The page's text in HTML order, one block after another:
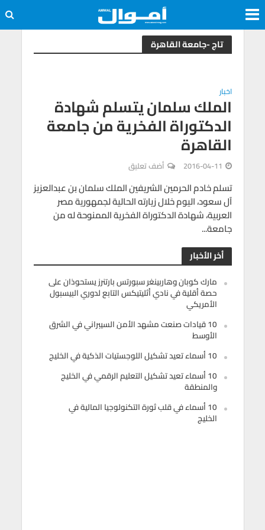
تاج -جامعة القاهرة
اخبار
الملك سلمان يتسلم شهادة
الدكتوراة الفخرية من جامعة
القاهرة
2016-04-11 أضف تعليق
تسلم خادم الحرمين الشريفين الملك سلمان بن عبدالعزيز
آل سعود، اليوم خلال زيارته الحالية لجمهورية مصر
العربية، شهادة الدكتوراة الفخرية الممنوحة له من
جامعة...
أخر الأخبار
مارك كوبان وهاربينغر سبورتس بارتنرز يستحوذان على
حصة أقلية في نادي أثليتيكس التابع لدوري البيسبول
الأمريكي
10 قيادات صنعت مشهد الأمن السيبراني في الشرق
الأوسط
10 أسماء تعيد تشكيل اللوجستيات الذكية في الخليج
10 أسماء تعيد تشكيل التعليم الرقمي في الخليج
والمنطقة
10 أسماء في قلب ثورة التكنولوجيا المالية في
الخليج